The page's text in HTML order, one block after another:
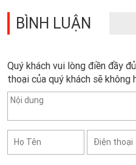
BÌNH LUẬN
Quý khách vui lòng điền đầy
thoại của quý khách sẽ không